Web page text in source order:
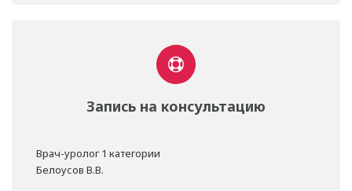
Запись на консультацию
Врач-уролог 1 категории
Белоусов В.В.